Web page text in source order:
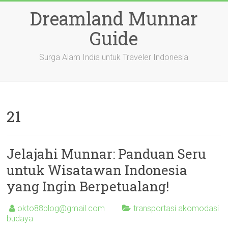
Dreamland Munnar
Guide
Surga Alam India untuk Traveler Indonesia
21
Jelajahi Munnar: Panduan Seru
untuk Wisatawan Indonesia
yang Ingin Berpetualang!
okto88blog@gmail.com
transportasi akomodasi
budaya